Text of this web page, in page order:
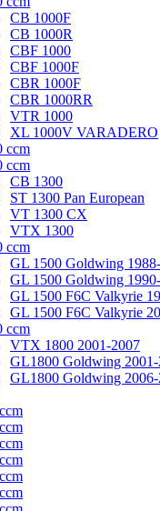
CB 1000F
CB 1000R
CBF 1000
CBF 1000F
CBR 1000F
CBR 1000RR
VTR 1000
XL 1000V VARADERO
ccm
ccm
CB 1300
ST 1300 Pan European
VT 1300 CX
VTX 1300
ccm
GL 1500 Goldwing
GL 1500 Goldwing
GL 1500 F6C Valkyrie
GL 1500 F6C Valkyrie
ccm
VTX 1800 2001-2007
GL1800 Goldwing
GL1800 Goldwing 2006-